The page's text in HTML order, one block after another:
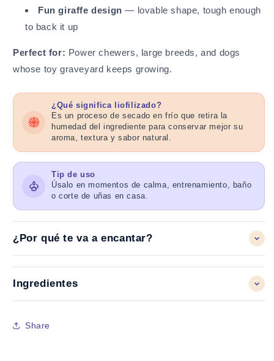
Fun giraffe design — lovable shape, tough enough
to back it up
Perfect for: Power chewers, large breeds, and dogs
whose toy graveyard keeps growing.
¿Qué significa liofilizado?
Es un proceso de secado en frío que retira la
humedad del ingrediente para conservar mejor su
aroma, textura y sabor natural.
Tip de uso
Úsalo en momentos de calma, entrenamiento, baño
o corte de uñas en casa.
¿Por qué te va a encantar?
Ingredientes
Share